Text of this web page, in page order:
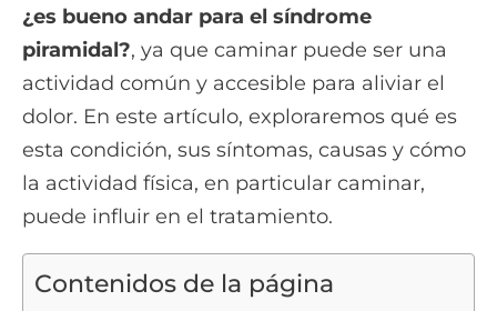
¿es bueno andar para el síndrome
piramidal?, ya que caminar puede ser una
actividad común y accesible para aliviar el
dolor. En este artículo, exploraremos qué es
esta condición, sus síntomas, causas y cómo
la actividad física, en particular caminar,
puede influir en el tratamiento.
Contenidos de la página